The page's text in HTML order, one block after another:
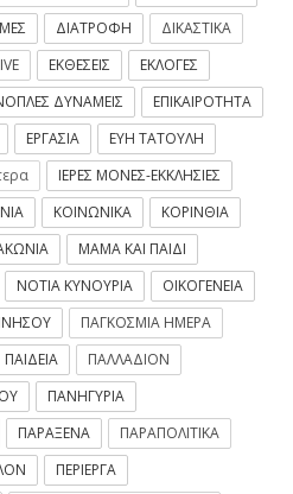
ΔΙΑΤΡΟΦΗ
ΔΙΚΑΣΤΙΚΑ
ΕΚΘΕΣΕΙΣ
ΕΚΛΟΓΕΣ
ΔΥΝΑΜΕΙΣ
ΕΠΙΚΑΙΡΟΤΗΤΑ
ΕΡΓΑΣΙΑ
ΕΥΗ ΤΑΤΟΥΛΗ
ΙΕΡΕΣ ΜΟΝΕΣ-ΕΚΚΛΗΣΙΕΣ
ΚΟΙΝΩΝΙΚΑ
ΚΟΡΙΝΘΙΑ
ΜΑΜΑ ΚΑΙ ΠΑΙΔΙ
ΝΟΤΙΑ ΚΥΝΟΥΡΙΑ
ΟΙΚΟΓΕΝΕΙΑ
ΠΑΓΚΟΣΜΙΑ ΗΜΕΡΑ
ΠΑΙΔΕΙΑ
ΠΑΛΛΑΔΙΟΝ
ΠΑΝΗΓΥΡΙΑ
ΠΑΡΑΞΕΝΑ
ΠΑΡΑΠΟΛΙΤΙΚΑ
ΠΕΡΙΕΡΓΑ